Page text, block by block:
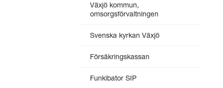
Växjö kommun,
omsorgsförvaltningen
Svenska kyrkan Växjö
Försäkringskassan
Funkibator SIP